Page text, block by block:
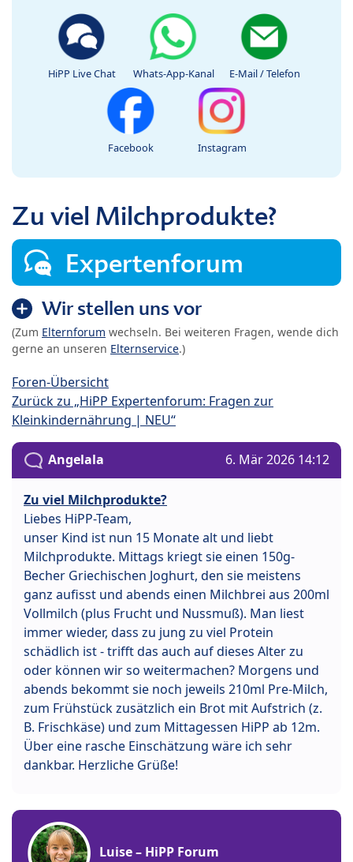
HiPP Live Chat Whats-App-Kanal E-Mail / Telefon
Facebook Instagram
Zu viel Milchprodukte?
Expertenforum
Wir stellen uns vor
(Zum Elternforum wechseln. Bei weiteren Fragen, wende dich
gerne an unseren Elternservice.)
Foren-Übersicht
Zurück zu „HiPP Expertenforum: Fragen zur
Kleinkindernährung | NEU“
Angelala 6. Mär 2026 14:12
Zu viel Milchprodukte?
Liebes HiPP-Team,
unser Kind ist nun 15 Monate alt und liebt
Milchprodukte. Mittags kriegt sie einen 150g-
Becher Griechischen Joghurt, den sie meistens
ganz aufisst und abends einen Milchbrei aus 200ml
Vollmilch (plus Frucht und Nussmuß). Man liest
immer wieder, dass zu jung zu viel Protein
schädlich ist - trifft das auch auf dieses Alter zu
oder können wir so weitermachen? Morgens und
abends bekommt sie noch jeweils 210ml Pre-Milch,
zum Frühstück zusätzlich ein Brot mit Aufstrich (z.
B. Frischkäse) und zum Mittagessen HiPP ab 12m.
Über eine rasche Einschätzung wäre ich sehr
dankbar. Herzliche Grüße!
Luise – HiPP Forum